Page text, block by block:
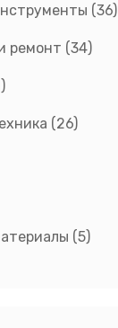
(36)
ремонт (34)
(26)
(5)